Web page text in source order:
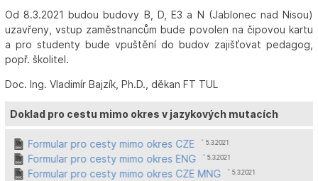
Od 8.3.2021 budou budovy B, D, E3 a N (Jablonec nad Nisou)
uzavřeny, vstup zaměstnancům bude povolen na čipovou kartu
a pro studenty bude vpuštění do budov zajišťovat pedagog,
popř. školitel.
Doc. Ing. Vladimír Bajzík, Ph.D., děkan FT TUL
Doklad pro cestu mimo okres v jazykových mutacích
Formular pro cesty mimo okres CZE ˆ 5.3.2021
Formular pro cesty mimo okres ENG ˆ 5.3.2021
Formular pro cesty mimo okres CZE MNG ˆ 5.3.2021